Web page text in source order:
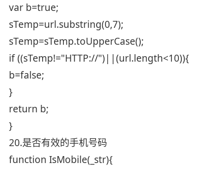
var b=true;
sTemp=url.substring(0,7);
sTemp=sTemp.toUpperCase();
if ((sTemp!="HTTP://")||(url.length<10)){
b=false;
}
return b;
}
20.是否有效的手机号码
function IsMobile(_str){